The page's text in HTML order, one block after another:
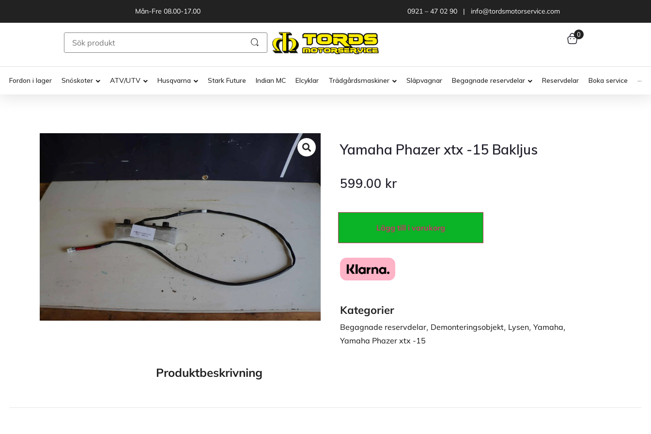
Mån-Fre 08.00-17.00 0921 – 47 02 90 | info@tordsmotorservice.com
0
Fordon i lager Snöskoter ATV/UTV Husqvarna Stark Future Indian MC Elcyklar Trädgårdsmaskiner Släpvagnar Begagnade reservdelar Reservdelar Boka service ···
Yamaha Phazer xtx -15 Bakljus
599.00 kr
Lägg till i varukorg
Kategorier
Begagnade reservdelar, Demonteringsobjekt, Lysen, Yamaha,
Yamaha Phazer xtx -15
Produktbeskrivning